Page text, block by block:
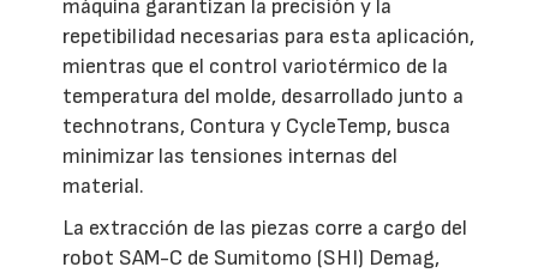
máquina garantizan la precisión y la
repetibilidad necesarias para esta aplicación,
mientras que el control variotérmico de la
temperatura del molde, desarrollado junto a
technotrans, Contura y CycleTemp, busca
minimizar las tensiones internas del
material.
La extracción de las piezas corre a cargo del
robot SAM-C de Sumitomo (SHI) Demag,